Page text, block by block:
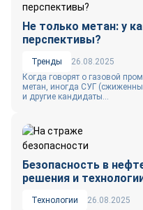
Не только метан: у
перспективы?
Тренды
26.08.2025
Когда говорят о газовой
метан, иногда СУГ
и другие кандидаты...
Безопасность в
решения и
Технологии
26.08.2025